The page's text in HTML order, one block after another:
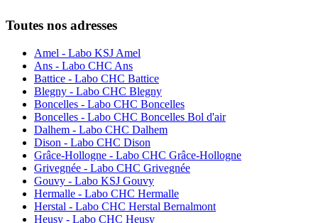
Toutes nos adresses
Amel - Labo KSJ Amel
Ans - Labo CHC Ans
Battice - Labo CHC Battice
Blegny - Labo CHC Blegny
Boncelles - Labo CHC Boncelles
Boncelles - Labo CHC Boncelles Bol d'air
Dalhem - Labo CHC Dalhem
Dison - Labo CHC Dison
Grâce-Hollogne - Labo CHC Grâce-Hollogne
Grivegnée - Labo CHC Grivegnée
Gouvy - Labo KSJ Gouvy
Hermalle - Labo CHC Hermalle
Herstal - Labo CHC Herstal Bernalmont
Heusy - Labo CHC Heusy